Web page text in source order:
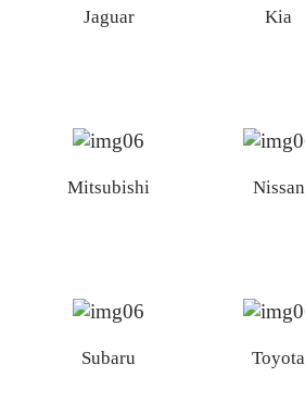
Jaguar Kia
Mitsubishi Nissan
Subaru Toyota